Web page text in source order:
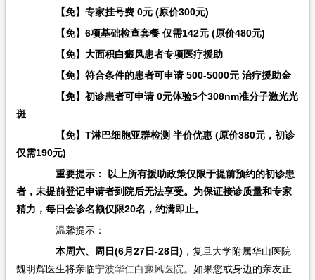
【免】专家挂号费 0元​ (原价300元)
【免】6项基础检查套餐 仅需142元​ (原价480元)
【免】大面积白癜风患者专项医疗援助
【免】符合条件的患者可申请 500-5000元 治疗援助金
【免】初诊患者可申请 0元体验5个308nm准分子激光光
斑
【免】T淋巴细胞亚群检测 半价优惠​ (原价380元，初诊
仅需190元)
重要提示：​ 以上所有援助政策仅限于提前预约的初诊患
者，未提前登记申请者到院后无法享受。为保证接诊质量和专家
精力，每日会诊名额仅限20名，约满即止。
温馨提示：
本周六、周日(6月27日-28日) ，复旦大学附属华山医院
魏明辉医生将亲临宁波华仁白癜风医院。如果您或身边的亲友正